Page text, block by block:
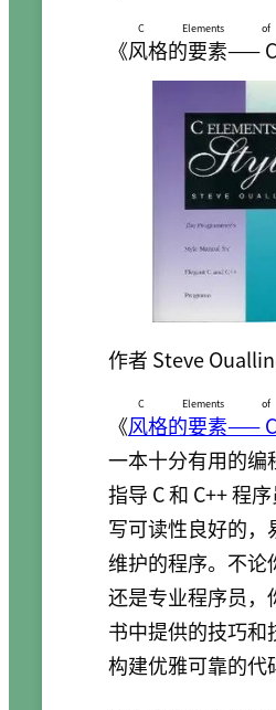
《风格的要素——
C Elements
作者 Steve
《风格的要素——
C Elements
一本十分有用的编
指导 C 和 C++ 程
写可读性良好的，
维护的程序。不论
还是专业程序员，
书中提供的技巧和
构建优雅可靠的代